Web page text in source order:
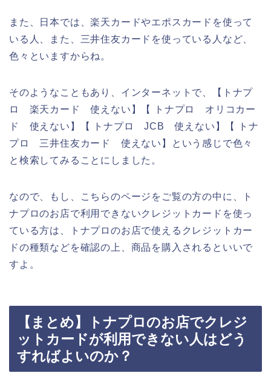
また、日本では、楽天カードやエポスカードを使って
いる人、また、三井住友カードを使っている人など、
色々といますからね。
そのようなこともあり、インターネットで、【トナプ
ロ 楽天カード 使えない】【 トナプロ オリコカー
ド 使えない】【 トナプロ JCB 使えない】【 トナ
プロ 三井住友カード 使えない】という感じで色々
と検索してみることにしました。
なので、もし、こちらのページをご覧の方の中に、ト
ナプロのお店で利用できないクレジットカードを使っ
ている方は、トナプロのお店で使えるクレジットカー
ドの種類などを確認の上、商品を購入されるといいで
すよ。
【まとめ】トナプロのお店でクレジ
ットカードが利用できない人はどう
すればよいのか？